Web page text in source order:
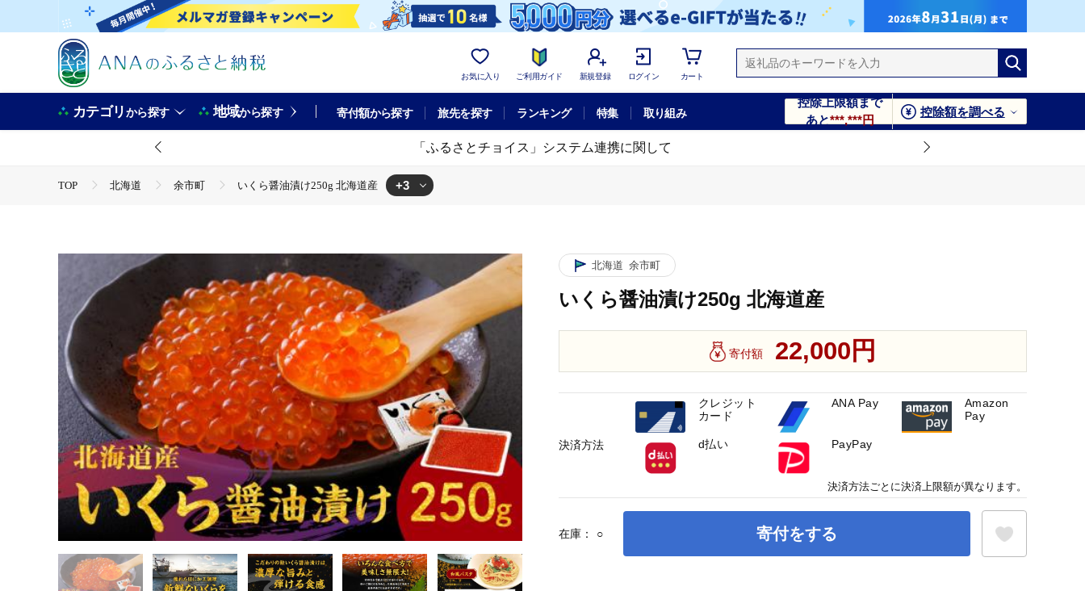
お気に入り ご利用ガイド 新規登録 ログイン カート
カテゴリから探す 地域から探す 寄付額から探す 旅先を探す ランキング 特集 取り組み
控除上限額まで
あと***,***円
控除額を調べる
「ふるさとチョイス」システム連携に関して
TOP 北海道 余市町 いくら醤油漬け250g 北海道産 +3
北海道 余市町
いくら醤油漬け250g 北海道産
寄付額 22,000円
在庫： ○ 寄付をする
決済方法
クレジット
カード
ANA Pay
Amazon
Pay
d払い PayPay
決済方法ごとに決済上限額が異なります。